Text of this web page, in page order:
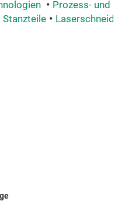
Prozess- und
Stanzteile Laserschneiden